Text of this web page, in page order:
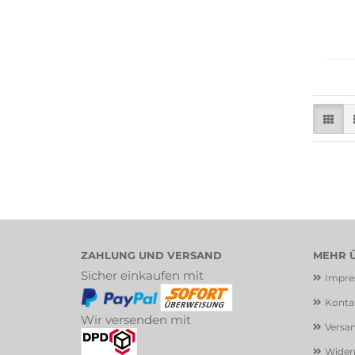
MEHR
ZAHLUNG UND VERSAND
Sicher einkaufen mit
Wir versenden mit